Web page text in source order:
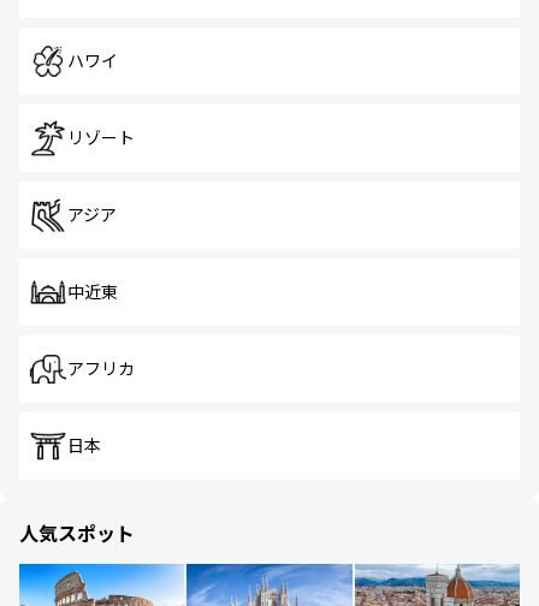
ハワイ
リゾート
アジア
中近東
アフリカ
日本
人気スポット